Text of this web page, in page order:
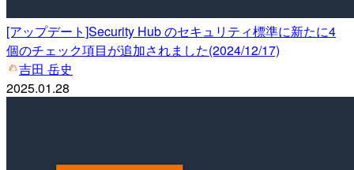
[アップデート]Security Hub のセキュリティ標準に新たに4
個のチェック項目が追加されました(2024/12/17)
吉田 岳史
2025.01.28